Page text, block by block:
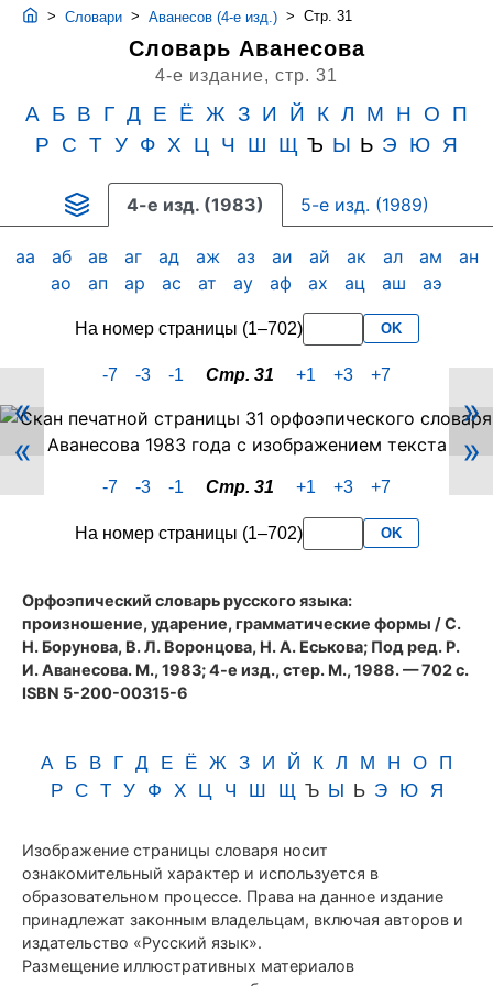
> Словари > Аванесов (4-е изд.) > Стр. 31
Словарь Аванесова
4-е издание, стр. 31
А Б В Г Д Е Ё Ж З И Й К Л М Н О
П
Р
С Т У Ф Х Ц Ч Ш Щ Ъ Ы Ь Э Ю Я
4-е изд. (1983) 5-е изд. (1989)
аа аб ав аг ад аж аз аи ай ак ал ам
ан
ао
ап ар ас ат ау аф ах ац аш аэ
На номер страницы (1–702) OK
-7 -3 -1 Стр. 31 +1 +3 +7
Скан
PDF-
страницы
31
Аванесова
«
»
«
»
-7 -3 -1 Стр. 31 +1 +3 +7
На номер страницы (1–702) OK
Орфоэпический словарь русского языка:
произношение, ударение, грамматические формы / С.
Н. Борунова, В. Л. Воронцова, Н. А. Еськова; Под ред. Р.
И. Аванесова. М., 1983; 4-е изд., стер. М., 1988. — 702 с.
ISBN 5-200-00315-6
А Б В Г Д Е Ё Ж З И Й К Л М Н О П
Р С Т У Ф Х Ц Ч Ш Щ Ъ Ы Ь Э Ю Я
Изображение страницы словаря носит
ознакомительный характер и используется в
образовательном процессе. Права на данное издание
принадлежат законным владельцам, включая авторов и
издательство «Русский язык».
Размещение иллюстративных материалов